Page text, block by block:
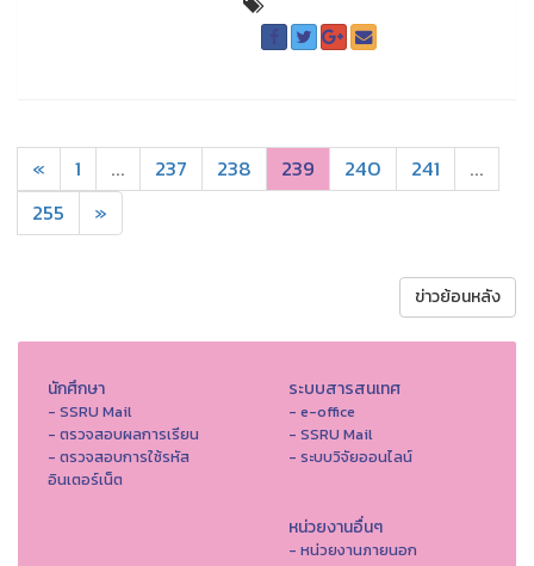
« 1 ... 237 238 239 240 241
...
255
»
ข่าวย้อนหลัง
นักศึกษา
- SSRU Mail
- ตรวจสอบผลการเรียน
- ตรวจสอบการใช้รหัส
อินเตอร์เน็ต
ระบบสารสนเทศ
- e-office
- SSRU Mail
- ระบบวิจัยออนไลน์
หน่วยงานอื่นๆ
- หน่วยงานภายนอก